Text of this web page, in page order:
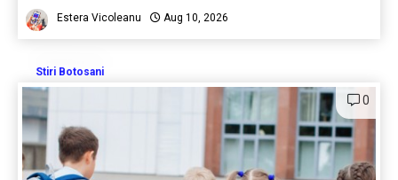
Estera Vicoleanu Aug 10, 2026
Stiri Botosani
0